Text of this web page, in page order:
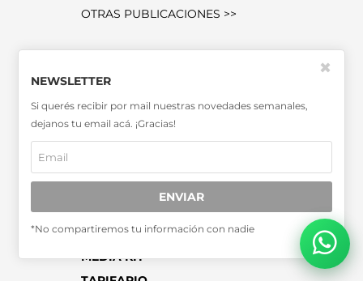
OTRAS PUBLICACIONES >>
Entidades Periodísticas Argentinas
ADEPA
SUSCRIPCIONES
CONTACTO
MEDIA KIT
NEWSLETTER
Si querés recibir por mail nuestras novedades semanales,
dejanos tu email acá. ¡Gracias!
ENVIAR
*No compartiremos tu información con nadie
✖